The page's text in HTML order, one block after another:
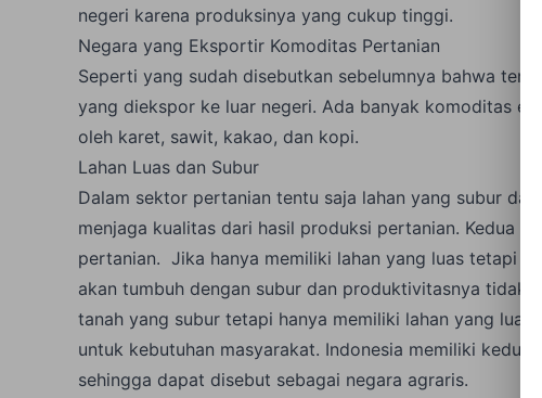
negeri karena produksinya yang cukup tinggi.
Negara yang Eksportir Komoditas Pertanian
Seperti yang sudah disebutkan sebelumnya bahwa
yang diekspor ke luar negeri. Ada banyak komoditas
oleh karet, sawit, kakao, dan kopi.
Lahan Luas dan Subur
Dalam sektor pertanian tentu saja lahan yang subur
menjaga kualitas dari hasil produksi pertanian. Kedua
pertanian. Jika hanya memiliki lahan yang luas tetapi
akan tumbuh dengan subur dan produktivitasnya tidak
tanah yang subur tetapi hanya memiliki lahan yang
untuk kebutuhan masyarakat. Indonesia memiliki kedua
sehingga dapat disebut sebagai negara agraris.